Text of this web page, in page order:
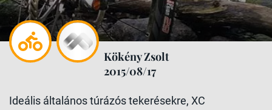
Kökény Zsolt
2015/08/17
Ideális általános túrázós tekerésekre, XC